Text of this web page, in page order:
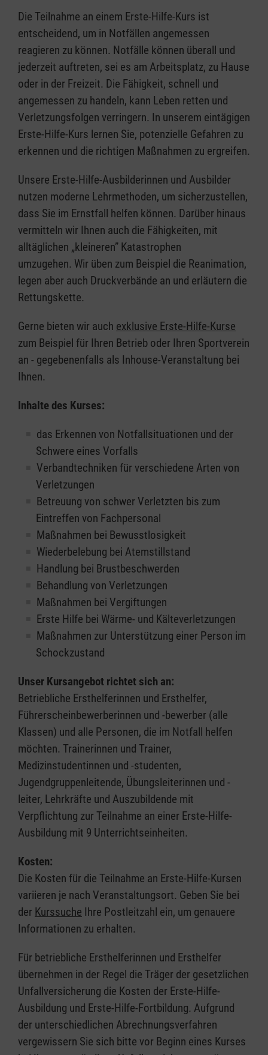
Die Teilnahme an einem Erste-Hilfe-Kurs ist
entscheidend, um in Notfällen angemessen
reagieren zu können. Notfälle können überall und
jederzeit auftreten, sei es am Arbeitsplatz, zu Hause
oder in der Freizeit. Die Fähigkeit, schnell und
angemessen zu handeln, kann Leben retten und
Verletzungsfolgen verringern. In unserem eintägigen
Erste-Hilfe-Kurs lernen Sie, potenzielle Gefahren zu
erkennen und die richtigen Maßnahmen zu ergreifen.
Unsere Erste-Hilfe-Ausbilderinnen und Ausbilder
nutzen moderne Lehrmethoden, um sicherzustellen,
dass Sie im Ernstfall helfen können. Darüber hinaus
vermitteln wir Ihnen auch die Fähigkeiten, mit
alltäglichen „kleineren” Katastrophen
umzugehen. Wir üben zum Beispiel die Reanimation,
legen aber auch Druckverbände an und erläutern die
Rettungskette.
Gerne bieten wir auch exklusive Erste-Hilfe-Kurse
zum Beispiel für Ihren Betrieb oder Ihren Sportverein
an - gegebenenfalls als Inhouse-Veranstaltung bei
Ihnen.
Inhalte des Kurses:
das Erkennen von Notfallsituationen und der
Schwere eines Vorfalls
Verbandtechniken für verschiedene Arten von
Verletzungen
Betreuung von schwer Verletzten bis zum
Eintreffen von Fachpersonal
Maßnahmen bei Bewusstlosigkeit
Wiederbelebung bei Atemstillstand
Handlung bei Brustbeschwerden
Behandlung von Verletzungen
Maßnahmen bei Vergiftungen
Erste Hilfe bei Wärme- und Kälteverletzungen
Maßnahmen zur Unterstützung einer Person im
Schockzustand
Unser Kursangebot richtet sich an:
Betriebliche Ersthelferinnen und Ersthelfer,
Führerscheinbewerberinnen und -bewerber (alle
Klassen) und alle Personen, die im Notfall helfen
möchten. Trainerinnen und Trainer,
Medizinstudentinnen und -studenten,
Jugendgruppenleitende, Übungsleiterinnen und -
leiter, Lehrkräfte und Auszubildende mit
Verpflichtung zur Teilnahme an einer Erste-Hilfe-
Ausbildung mit 9 Unterrichtseinheiten.
Kosten:
Die Kosten für die Teilnahme an Erste-Hilfe-Kursen
variieren je nach Veranstaltungsort. Geben Sie bei
der Kurssuche Ihre Postleitzahl ein, um genauere
Informationen zu erhalten.
Für betriebliche Ersthelferinnen und Ersthelfer
übernehmen in der Regel die Träger der gesetzlichen
Unfallversicherung die Kosten der Erste-Hilfe-
Ausbildung und Erste-Hilfe-Fortbildung. Aufgrund
der unterschiedlichen Abrechnungsverfahren
vergewissern Sie sich bitte vor Beginn eines Kurses